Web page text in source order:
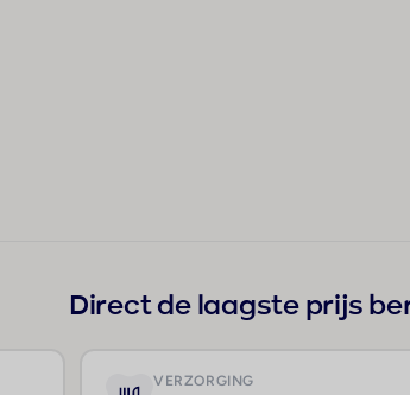
Direct de laagste prijs
VERZORGING